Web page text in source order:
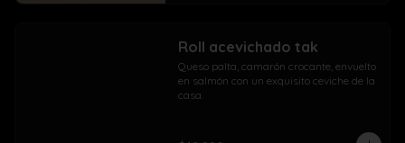
Roll acevichado tak
Queso palta, camarón crocante, envuelto
en salmón con un exquisito ceviche de la
casa.